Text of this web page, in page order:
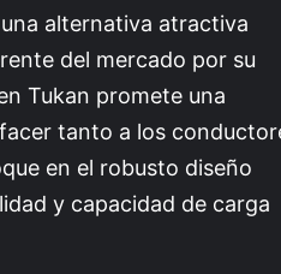
alternativa atractiva
del mercado por su
Tukan promete una
tanto a los
en el robusto diseño
y capacidad de carga